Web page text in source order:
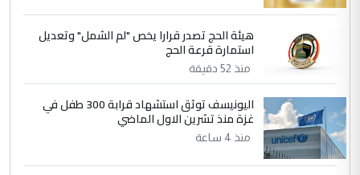
الموضوع :الجواهري يرد على صدام حسين سل
مضجعيك يابن الزنا (نص كامل)
هيئة الحج تصدر قرارا يخص "لم الشمل" وتعديل
استمارة قرعة الحج
منذ 52 دقيقة
اليونيسف توثق استشهاد قرابة 300 طفل في
غزة منذ تشرين الاول الماضي
منذ 4 ساعة